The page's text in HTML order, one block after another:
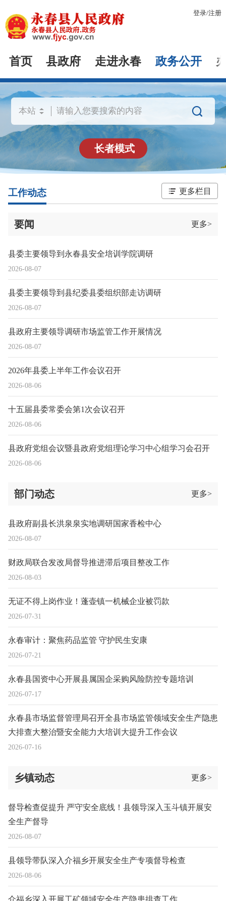
登录/注册
首页 县政府 走进永春 政务公开

长者模式
工作动态 更多栏目
要闻 更多>
2026-08-07
县委主要领导到永春县安全培训学院调研
2026-08-07
县委主要领导到县纪委县委组织部走访调研
2026-08-07
县政府主要领导调研市场监管工作开展情况
2026-08-06
2026年县委上半年工作会议召开
2026-08-06
十五届县委常委会第1次会议召开
2026-08-06
县政府党组会议暨县政府党组理论学习中心组学习会召开
部门动态 更多>
2026-08-07
县政府副县长洪泉泉实地调研国家香检中心
2026-08-03
财政局联合发改局督导推进滞后项目整改工作
2026-07-31
无证不得上岗作业！蓬壶镇一机械企业被罚款
2026-07-21
永春审计：聚焦药品监管 守护民生安康
2026-07-17
永春县国资中心开展县属国企采购风险防控专题培训
2026-07-16
永春县市场监督管理局召开全县市场监管领域安全生产隐患
大排查大整治暨安全能力大培训大提升工作会议
乡镇动态 更多>
2026-08-07
督导检查促提升 严守安全底线！县领导深入玉斗镇开展安
全生产督导
2026-08-06
县领导带队深入介福乡开展安全生产专项督导检查
介福乡深入开展工矿领域安全生产隐患排查工作